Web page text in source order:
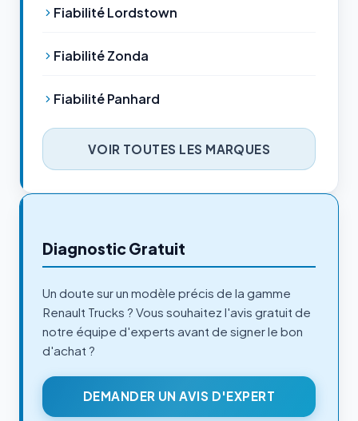
Fiabilité Lordstown
Fiabilité Zonda
Fiabilité Panhard
VOIR TOUTES LES MARQUES
Diagnostic Gratuit
Un doute sur un modèle précis de la gamme
Renault Trucks ? Vous souhaitez l'avis gratuit de
notre équipe d'experts avant de signer le bon
d'achat ?
DEMANDER UN AVIS D'EXPERT